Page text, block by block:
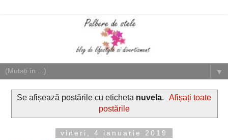
▼
Se afișează postările cu eticheta nuvela.
Afișați toate
postările
vineri, 4 ianuarie 2019